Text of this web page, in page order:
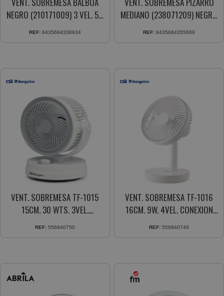
NEGRO (210171009) 3 VEL. 50
WTS. MOTOR AC 3 ASPAS
REF: 8435684338934
MEDIANO (238071209) NEGRO
35W 3VEL. FIJO-ROTATORIO
REF: 8435684355689
VENT. SOBREMESA TF-1015
15CM. 30 WTS. 3VEL.
OSCILANTE
REF: 556840750
VENT. SOBREMESA TF-1016
16CM. 9W. 4VEL. CONEXION
USB OSCIL. M.DISTANCIA
REF: 556840748